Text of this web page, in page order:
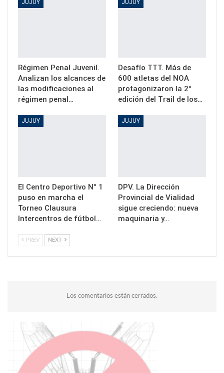
JUJUY
Régimen Penal Juvenil.
Analizan los alcances de
las modificaciones al
régimen penal…
JUJUY
Desafío TTT. Más de
600 atletas del NOA
protagonizaron la 2°
edición del Trail de los…
JUJUY
El Centro Deportivo N° 1
puso en marcha el
Torneo Clausura
Intercentros de fútbol…
JUJUY
DPV. La Dirección
Provincial de Vialidad
sigue creciendo: nueva
maquinaria y…
PREV NEXT
Los comentarios están cerrados.